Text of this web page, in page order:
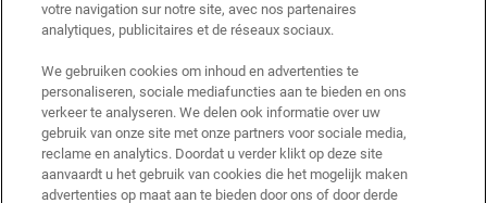
Deze site wordt beschermd door Cloudflare en het privacybeleid en de
gebruiksvoorwaarden zijn van toepassing.
AANMELDEN
votre navigation sur notre site, avec nos partenaires
analytiques, publicitaires et de réseaux sociaux.
We gebruiken cookies om inhoud en advertenties te
personaliseren, sociale mediafuncties aan te bieden en ons
verkeer te analyseren. We delen ook informatie over uw
gebruik van onze site met onze partners voor sociale media,
reclame en analytics. Doordat u verder klikt op deze site
aanvaardt u het gebruik van cookies die het mogelijk maken
advertenties op maat aan te bieden door ons of door derde